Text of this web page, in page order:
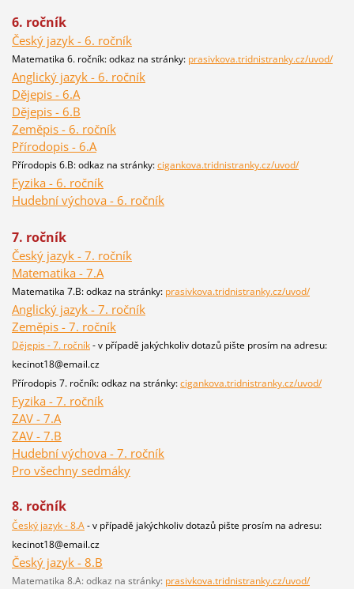
6. ročník
Český jazyk - 6. ročník
Matematika 6. ročník: odkaz na stránky: prasivkova.tridnistranky.cz/uvod/
Anglický jazyk - 6. ročník
Dějepis - 6.A
Dějepis - 6.B
Zeměpis - 6. ročník
Přírodopis - 6.A
Přírodopis 6.B: odkaz na stránky:cigankova.tridnistranky.cz/uvod/
Fyzika - 6. ročník
Hudební výchova - 6. ročník
7. ročník
Český jazyk - 7. ročník
Matematika - 7.A
Matematika 7.B: odkaz na stránky: prasivkova.tridnistranky.cz/uvod/
Anglický jazyk - 7. ročník
Zeměpis - 7. ročník
Dějepis - 7. ročník- v případě jakýchkoliv dotazů pište prosím na adresu:
kecinot18@email.cz
Přírodopis 7. ročník: odkaz na stránky:cigankova.tridnistranky.cz/uvod/
Fyzika - 7. ročník
ZAV - 7.A
ZAV - 7.B
Hudební výchova - 7. ročník
Pro všechny sedmáky
8. ročník
Český jazyk - 8.A- v případě jakýchkoliv dotazů pište prosím na adresu:
kecinot18@email.cz
Český jazyk - 8.B
Matematika 8.A: odkaz na stránky: prasivkova.tridnistranky.cz/uvod/